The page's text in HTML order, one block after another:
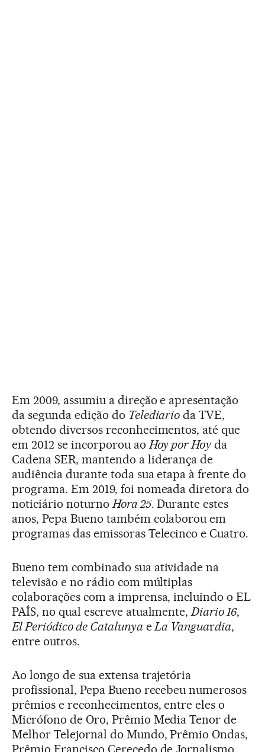
Em 2009, assumiu a direção e apresentação
da segunda edição do Telediario da TVE,
obtendo diversos reconhecimentos, até que
em 2012 se incorporou aoHoy por Hoy da
Cadena SER, mantendo a liderança de
audiência durante toda sua etapa à frente do
programa. Em 2019, foi nomeada diretora do
noticiário noturnoHora 25. Durante estes
anos, Pepa Bueno também colaborou em
programas das emissoras Telecinco e Cuatro.
Bueno tem combinado sua atividade na
televisão e no rádio com múltiplas
colaborações com a imprensa, incluindo o EL
PAÍS, no qual escreve atualmente,Diario 16,
El Periódico de Catalunya eLa Vanguardia,
entre outros.
Ao longo de sua extensa trajetória
profissional, Pepa Bueno recebeu numerosos
prêmios e reconhecimentos, entre eles o
Micrófono de Oro, Prêmio Media Tenor de
Melhor Telejornal do Mundo, Prêmio Ondas,